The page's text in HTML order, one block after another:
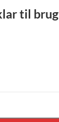
til brug